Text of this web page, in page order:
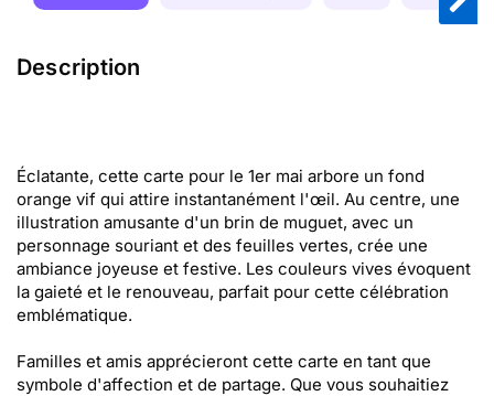
Description
Éclatante, cette carte pour le 1er mai arbore un fond
orange vif qui attire instantanément l'œil. Au centre, une
illustration amusante d'un brin de muguet, avec un
personnage souriant et des feuilles vertes, crée une
ambiance joyeuse et festive. Les couleurs vives évoquent
la gaieté et le renouveau, parfait pour cette célébration
emblématique.
Familles et amis apprécieront cette carte en tant que
symbole d'affection et de partage. Que vous souhaitiez